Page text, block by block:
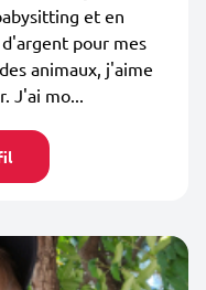
et en
pour mes
animaux, j'aime
J'ai mo...